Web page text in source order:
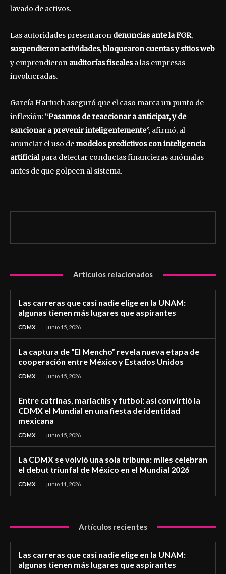
lavado de activos.
Las autoridades presentaron denuncias ante la FGR,
suspendieron actividades,bloquearon cuentas y sitios web
y emprendieron auditorías fiscalesa las empresas
involucradas.
García Harfuch aseguró que el caso marca un punto de
inflexión: “Pasamos de reaccionar a anticipar, y de
sancionar a prevenir inteligentemente”, afirmó, al
anunciar el uso de modelos predictivos con inteligencia
artificialpara detectar conductas financieras anómalas
antes de que golpeen al sistema.
Artículos relacionados
Las carreras que casi nadie elige en la UNAM:
algunas tienen más lugares que aspirantes
CDMX junio 15, 2026
La captura de “El Mencho” revela nueva etapa de
cooperación entre México y Estados Unidos
CDMX junio 15, 2026
Entre catrinas, mariachis y futbol: así convirtió la
CDMX el Mundial en una fiesta de identidad
mexicana
CDMX junio 15, 2026
La CDMX se volvió una sola tribuna: miles celebran
el debut triunfal de México en el Mundial 2026
CDMX junio 11, 2026
Artículos recientes
Las carreras que casi nadie elige en la UNAM:
algunas tienen más lugares que aspirantes